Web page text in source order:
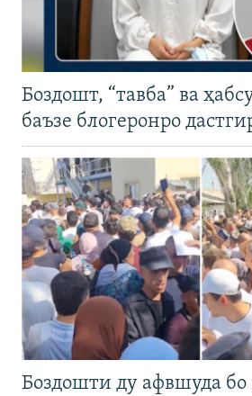
Боздошт, “тавба” ва
баъзе блогеронро
Боздошти ду афвшуда